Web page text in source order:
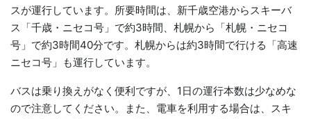
スが運行しています。所要時間は、新千歳空港からスキーバ
ス「千歳・ニセコ号」で約3時間、札幌から「札幌・ニセコ
号」で約3時間40分です。札幌からは約3時間で行ける「高速
ニセコ号」も運行しています。
バスは乗り換えがなく便利ですが、1日の運行本数は少なめな
ので注意してください。また、電車を利用する場合は、スキ